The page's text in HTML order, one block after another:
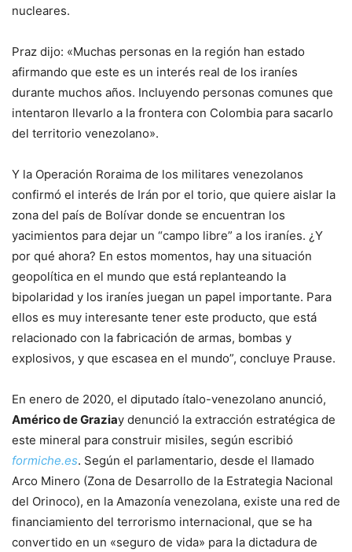
nucleares.
Praz dijo: «Muchas personas en la región han estado
afirmando que este es un interés real de los iraníes
durante muchos años. Incluyendo personas comunes que
intentaron llevarlo a la frontera con Colombia para sacarlo
del territorio venezolano».
Y la Operación Roraima de los militares venezolanos
confirmó el interés de Irán por el torio, que quiere aislar la
zona del país de Bolívar donde se encuentran los
yacimientos para dejar un “campo libre” a los iraníes. ¿Y
por qué ahora? En estos momentos, hay una situación
geopolítica en el mundo que está replanteando la
bipolaridad y los iraníes juegan un papel importante. Para
ellos es muy interesante tener este producto, que está
relacionado con la fabricación de armas, bombas y
explosivos, y que escasea en el mundo”, concluye Prause.
En enero de 2020, el diputado ítalo-venezolano anunció,
Américo de Graziay denunció la extracción estratégica de
este mineral para construir misiles, según escribió
formiche.es. Según el parlamentario, desde el llamado
Arco Minero (Zona de Desarrollo de la Estrategia Nacional
del Orinoco), en la Amazonía venezolana, existe una red de
financiamiento del terrorismo internacional, que se ha
convertido en un «seguro de vida» para la dictadura de